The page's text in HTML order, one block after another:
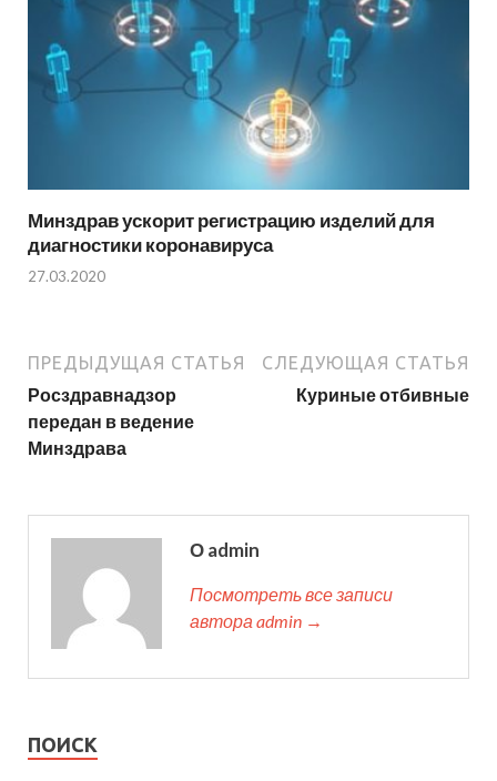
Минздрав ускорит регистрацию изделий для
диагностики коронавируса
27.03.2020
ПРЕДЫДУЩАЯ СТАТЬЯ
Росздравнадзор
передан в ведение
Минздрава
СЛЕДУЮЩАЯ СТАТЬЯ
Куриные отбивные
О admin
Посмотреть все записи
автора admin →
ПОИСК